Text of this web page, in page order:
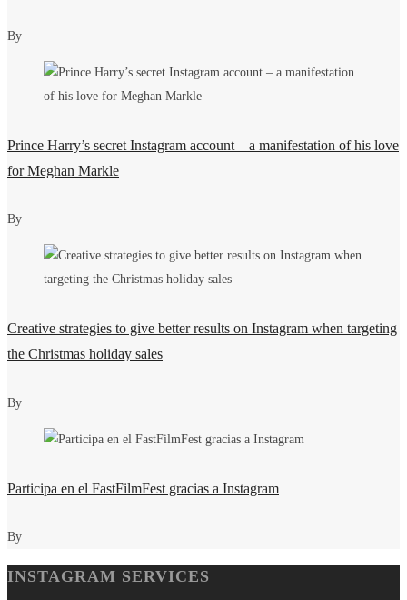
By
Prince Harry’s secret Instagram account – a manifestation of his love
for Meghan Markle
By
Creative strategies to give better results on Instagram when targeting
the Christmas holiday sales
By
Participa en el FastFilmFest gracias a Instagram
By
INSTAGRAM SERVICES